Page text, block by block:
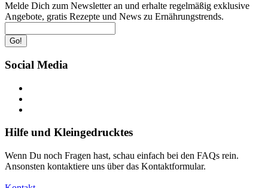
Melde Dich zum Newsletter an und erhalte regelmäßig exklusive
Angebote, gratis Rezepte und News zu Ernährungstrends.
Go!
Social Media
Hilfe und Kleingedrucktes
Wenn Du noch Fragen hast, schau einfach bei den FAQs rein.
Ansonsten kontaktiere uns über das Kontaktformular.